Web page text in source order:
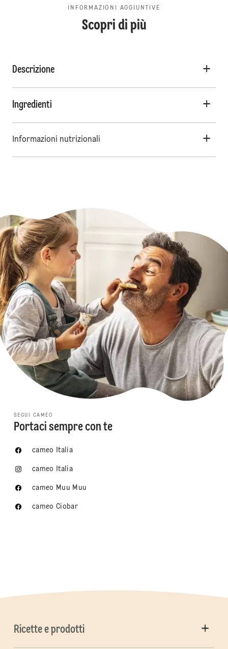
INFORMAZIONI AGGIUNTIVE
Scopri di più
Descrizione
Ingredienti
Informazioni nutrizionali
SEGUI CAMEO
Portaci sempre con te
cameo Italia
cameo Italia
cameo Muu Muu
cameo Ciobar
Ricette e prodotti